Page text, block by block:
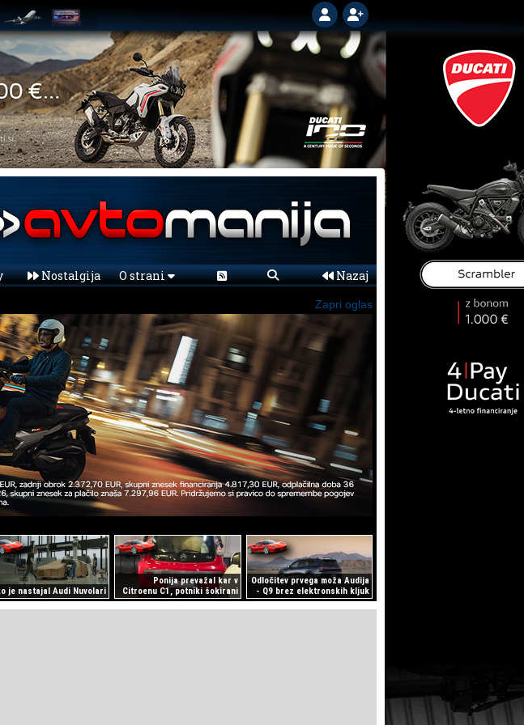
Nostalgija O strani Nazaj
Zapri oglas
je nastajal Audi Nuvolari
Ponija prevažal kar v
Citroenu C1, potniki šokirani
Odločitev prvega moža Audija
- Q9 brez elektronskih kljuk